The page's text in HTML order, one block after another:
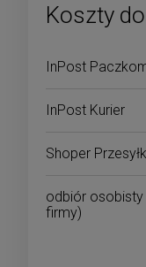
Koszty
Cena nie
InPost
InPost Kurier
Shoper
odbiór osobisty
firmy)